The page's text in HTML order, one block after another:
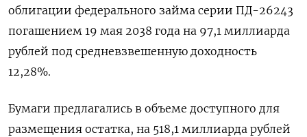
облигации федерального займа серии ПД-26243
погашением 19 мая 2038 года на 97,1 миллиарда
рублей под средневзвешенную доходность
12,28%.
Бумаги предлагались в объеме доступного для
размещения остатка, на 518,1 миллиарда рублей